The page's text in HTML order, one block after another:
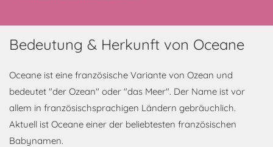
Bedeutung & Herkunft von Oceane
Oceane ist eine französische Variante von Ozean und
bedeutet "der Ozean" oder "das Meer". Der Name ist vor
allem in französischsprachigen Ländern gebräuchlich.
Aktuell ist Oceane einer der beliebtesten französischen
Babynamen.